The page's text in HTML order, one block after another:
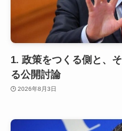
1. 政策をつくる側と、
る公開討論
2026年8月3日